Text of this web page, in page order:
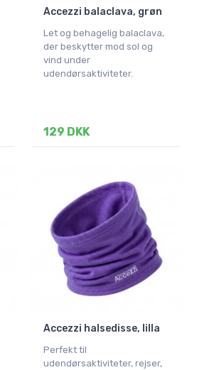
Accezzi balaclava, grøn
Let og behagelig balaclava,
der beskytter mod sol og
vind under
udendørsaktiviteter.
129 DKK
Accezzi halsedisse, lilla
Perfekt til
udendørsaktiviteter, rejser,